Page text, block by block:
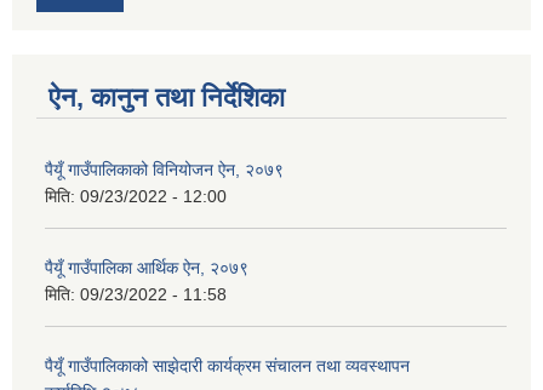
ऐन, कानुन तथा निर्देशिका
पैयूँ गाउँपालिकाको विनियोजन ऐन, २०७९
मिति: 09/23/2022 - 12:00
पैयूँ गाउँपालिका आर्थिक ऐन, २०७९
मिति: 09/23/2022 - 11:58
पैयूँ गाउँपालिकाको साझेदारी कार्यक्रम संचालन तथा व्यवस्थापन